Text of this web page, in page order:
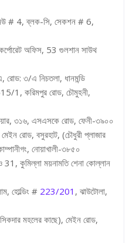
# 4, ব্লক-সি, সেকশন # 6,
অফিস, 53 গুলশান সাউথ
রোড: ৩/এ নিচতলা, ধানমন্ডি
1, করিমপুর রোড, চৌমুহনী,
৩১৬, এসএসকে রোড, ফেনী-৩৯০০
রোড, বসুরহাট, (চৌধুরী প্লাজার
নোয়াখালী-৩৮৫০
31, কুমিল্লা ময়নামতি শেনা কোল্লান
হোল্ডিং # 223/201 , ঝাউটোলা,
মহলের কাছে), মেইন রোড,